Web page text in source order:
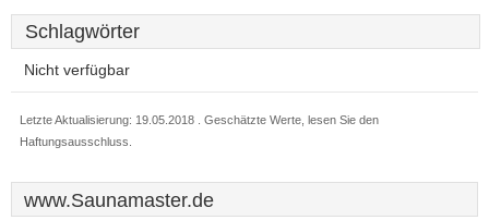
Schlagwörter
Nicht verfügbar
Letzte Aktualisierung: 19.05.2018 . Geschätzte Werte, lesen Sie den
Haftungsausschluss.
www.Saunamaster.de